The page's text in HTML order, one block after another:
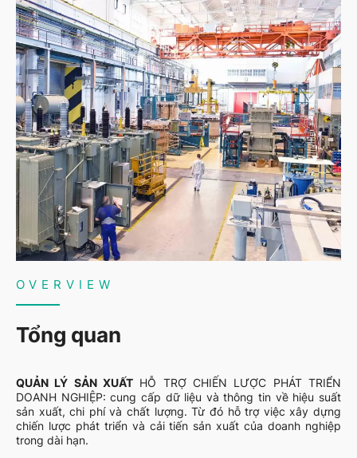
OVERVIEW
Tổng quan
QUẢN LÝ SẢN XUẤT HỖ TRỢ CHIẾN LƯỢC PHÁT TRIỂN
DOANH NGHIỆP: cung cấp dữ liệu và thông tin về hiệu suất
sản xuất, chi phí và chất lượng. Từ đó hỗ trợ việc xây dựng
chiến lược phát triển và cải tiến sản xuất của doanh nghiệp
trong dài hạn.